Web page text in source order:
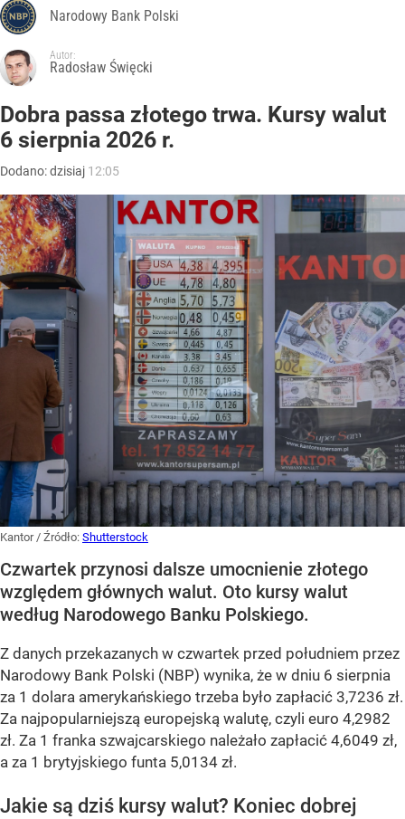
Narodowy Bank Polski
Autor:
Radosław Święcki
Dobra passa złotego trwa. Kursy walut
6 sierpnia 2026 r.
Dodano:dzisiaj 12:05
Kantor / Źródło: Shutterstock
Czwartek przynosi dalsze umocnienie złotego
względem głównych walut. Oto kursy walut
według Narodowego Banku Polskiego.
Z danych przekazanych w czwartek przed południem przez
Narodowy Bank Polski (NBP) wynika, że w dniu 6 sierpnia
za 1 dolara amerykańskiego trzeba było zapłacić 3,7236 zł.
Za najpopularniejszą europejską walutę, czyli euro 4,2982
zł. Za 1 franka szwajcarskiego należało zapłacić 4,6049 zł,
a za 1 brytyjskiego funta 5,0134 zł.
Jakie są dziś kursy walut? Koniec dobrej